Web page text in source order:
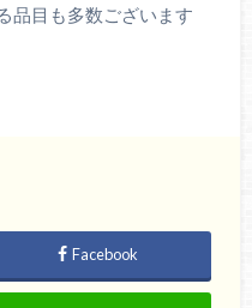
品目も多数ございます
Facebook